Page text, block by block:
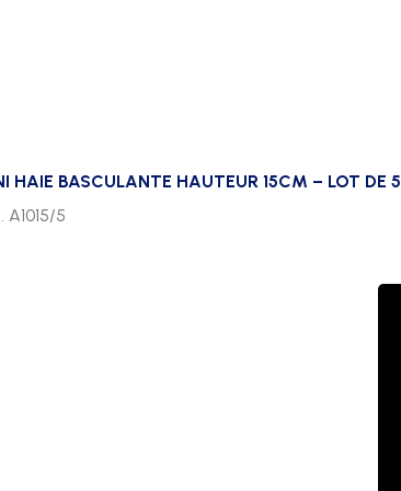
HAIE BASCULANTE HAUTEUR 15CM – LOT DE 5
A1015/5